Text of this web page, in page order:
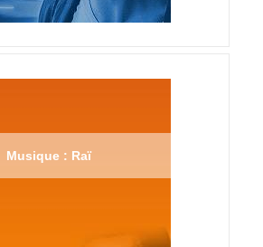
Musique : Raï